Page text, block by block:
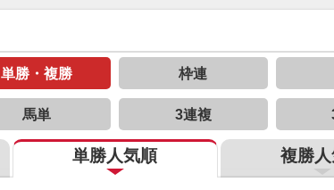
単勝・複勝 枠連
馬単 3連複
単勝人気順 複勝